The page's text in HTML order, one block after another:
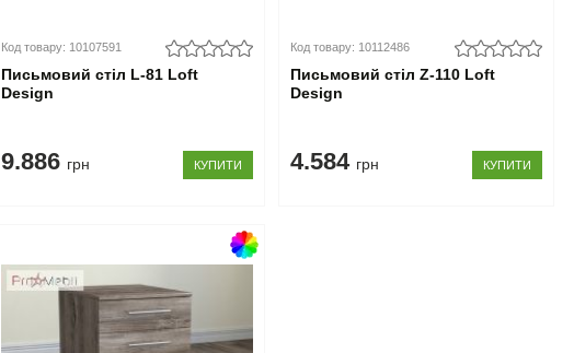
Код товару: 10107591
Письмовий стіл L-81 Loft
Design
9.886 грн КУПИТИ
Код товару: 10112486
Письмовий стіл Z-110 Loft
Design
4.584 грн КУПИТИ